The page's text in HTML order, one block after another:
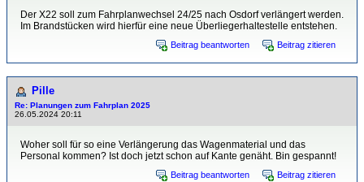
Der X22 soll zum Fahrplanwechsel 24/25 nach Osdorf verlängert werden.
Im Brandstücken wird hierfür eine neue Überliegerhaltestelle entstehen.
Beitrag beantworten Beitrag zitieren
Pille
Re: Planungen zum Fahrplan 2025
26.05.2024 20:11
Woher soll für so eine Verlängerung das Wagenmaterial und das
Personal kommen? Ist doch jetzt schon auf Kante genäht. Bin gespannt!
Beitrag beantworten Beitrag zitieren